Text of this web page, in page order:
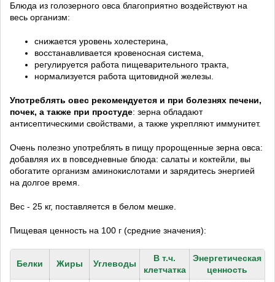
Блюда из голозерного овса благоприятно воздействуют на
весь организм:
снижается уровень холестерина,
восстанавливается кровеносная система,
регулируется работа пищеварительного тракта,
нормализуется работа щитовидной железы.
Употреблять овес рекомендуется и при болезнях печени,
почек, а также при простуде: зерна обладают
антисептическими свойствами, а также укрепляют иммунитет.
Очень полезно употреблять в пищу пророщенные зерна овса:
добавляя их в повседневные блюда: салаты и коктейли, вы
обогатите организм аминокислотами и зарядитесь энергией
на долгое время.
Вес - 25 кг, поставляется в белом мешке.
Пищевая ценность на 100 г (средние значения):
Белки Жиры Углеводы
В т.ч.
клетчатка
Энергетическая
ценность